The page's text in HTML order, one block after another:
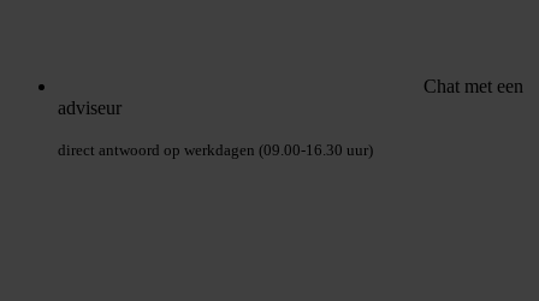
Chat met een
adviseur
direct antwoord op werkdagen (09.00-16.30 uur)